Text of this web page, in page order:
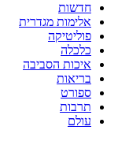
חדשות
אלימות מגדרית
פוליטיקה
כלכלה
איכות הסביבה
בריאות
ספורט
תרבות
עולם